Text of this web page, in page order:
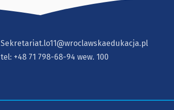
Sekretariat.lo11@wroclawskaedukacja.pl
tel: +48 71 798-68-94 wew. 100